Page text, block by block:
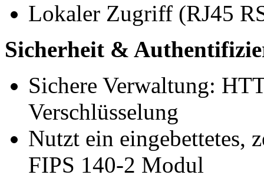
Lokaler Zugriff (RJ45
Sicherheit &
Sichere Verwaltung:
Verschlüsselung
Nutzt ein eingebettetes,
FIPS 140-2 Modul